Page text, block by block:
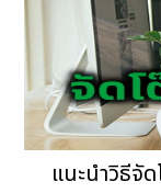
แนะนำวิธีจั